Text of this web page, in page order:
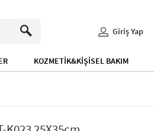
Giriş Yap
KOZMETİK&KİŞİSEL BAKIM